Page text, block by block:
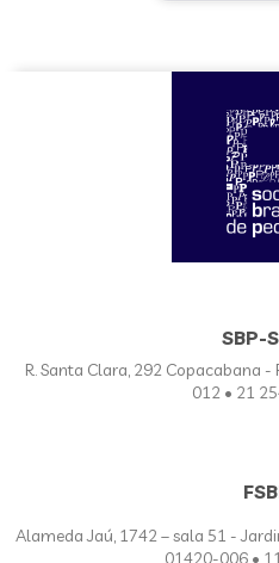
SBP-
R. Santa Clara, 292 Copacabana -
012 • 21
Alameda Jaú, 1742 – sala 51 -
01420-006 •